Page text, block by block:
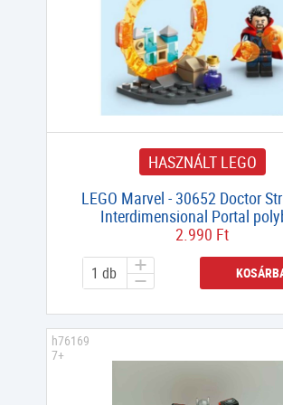
HASZNÁLT LEGO
LEGO Marvel - 30652 Doctor
Interdimensional Portal
2.990 Ft
h76169
7+